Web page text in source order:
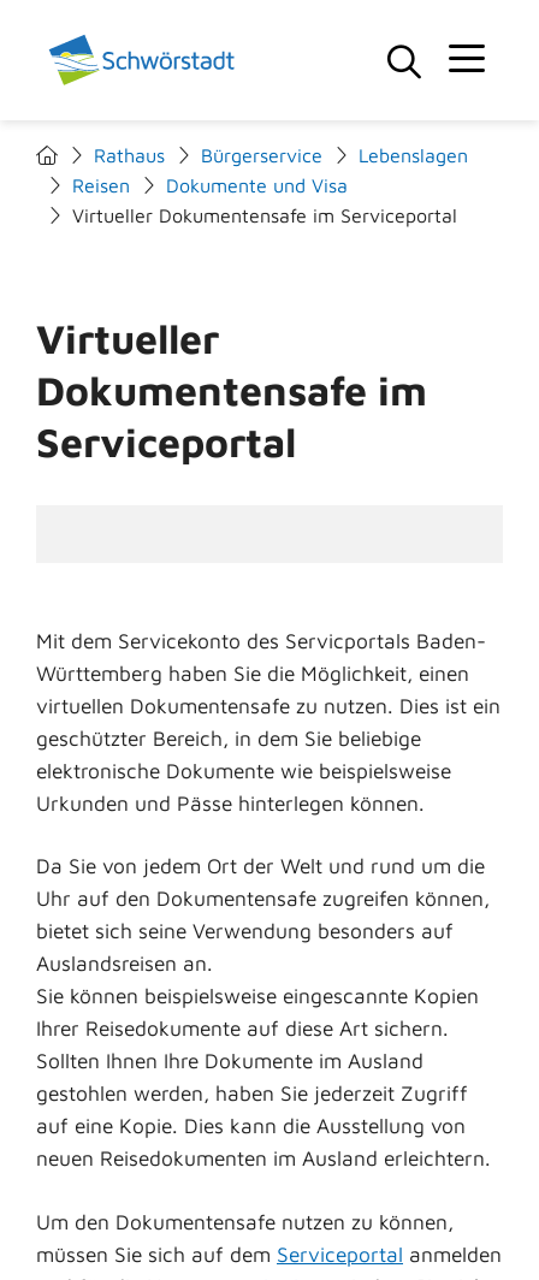
Rathaus Bürgerservice
Lebenslagen
Reisen
Dokumente und Visa
Virtueller Dokumentensafe im Serviceportal
Virtueller
Dokumentensafe im
Serviceportal
Mit dem Servicekonto des Servicportals Baden-
Württemberg haben Sie die Möglichkeit, einen
virtuellen Dokumentensafe zu nutzen. Dies ist ein
geschützter Bereich, in dem Sie beliebige
elektronische Dokumente wie beispielsweise
Urkunden und Pässe hinterlegen können.
Da Sie von jedem Ort der Welt und rund um die
Uhr auf den Dokumentensafe zugreifen können,
bietet sich seine Verwendung besonders auf
Auslandsreisen an.
Sie können beispielsweise eingescannte Kopien
Ihrer Reisedokumente auf diese Art sichern.
Sollten Ihnen Ihre Dokumente im Ausland
gestohlen werden, haben Sie jederzeit Zugriff
auf eine Kopie. Dies kann die Ausstellung von
neuen Reisedokumenten im Ausland erleichtern.
Um den Dokumentensafe nutzen zu können,
müssen Sie sich auf dem Serviceportal anmelden